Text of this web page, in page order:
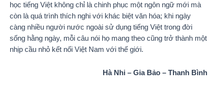
học tiếng Việt không chỉ là chinh phục một ngôn ngữ mới mà
còn là quá trình thích nghi với khác biệt văn hóa; khi ngày
càng nhiều người nước ngoài sử dụng tiếng Việt trong đời
sống hằng ngày, mỗi câu nói họ mang theo cũng trở thành một
nhịp cầu nhỏ kết nối Việt Nam với thế giới.
Hà Nhi – Gia Bảo – Thanh Bình